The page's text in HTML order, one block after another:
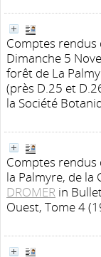
Comptes rendus
Dimanche 5
forêt de La
(près D.25 et
la Société
Comptes rendus
la Palmyre, de la
DROMER in
Ouest, Tome 4